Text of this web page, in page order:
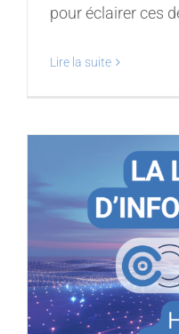
pour éclairer ces
Lire la suite